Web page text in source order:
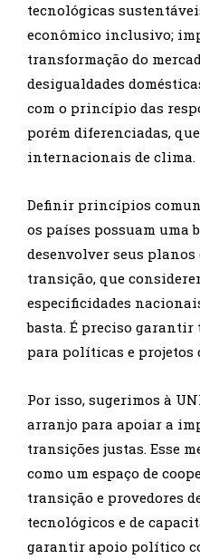
tecnológicas
econômico inclusivo;
transformação do
desigualdades
com o princípio das
porém diferenciadas,
internacionais de clima.
Definir princípios
os países possuam uma
desenvolver seus
transição, que
especificidades
basta. É preciso
para políticas e projetos
Por isso, sugerimos à
arranjo para apoiar a
transições justas. Esse
como um espaço de
transição e provedores
tecnológicos e de
garantir apoio político